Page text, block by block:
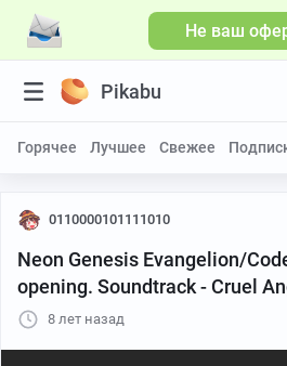
Не ваш
Pikabu
Горячее Лучшее Свежее
0110000101111010
Neon Genesis Evangelion/
opening. Soundtrack - Cruel
8 лет назад